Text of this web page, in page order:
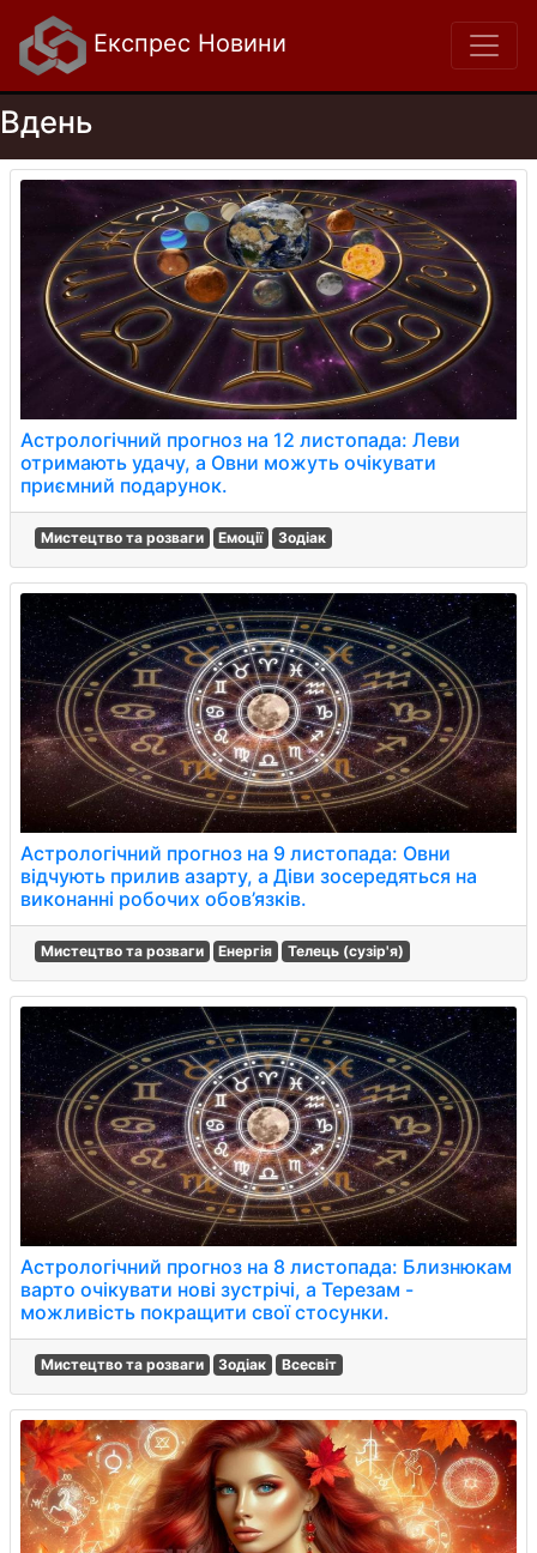
Експрес Новини
Вдень
Астрологічний прогноз на 12 листопада: Леви
отримають удачу, а Овни можуть очікувати
приємний подарунок.
Мистецтво та розваги Емоції Зодіак
Астрологічний прогноз на 9 листопада: Овни
відчують прилив азарту, а Діви зосередяться на
виконанні робочих обов’язків.
Мистецтво та розваги Енергія Телець (сузір'я)
Астрологічний прогноз на 8 листопада: Близнюкам
варто очікувати нові зустрічі, а Терезам -
можливість покращити свої стосунки.
Мистецтво та розваги Зодіак Всесвіт